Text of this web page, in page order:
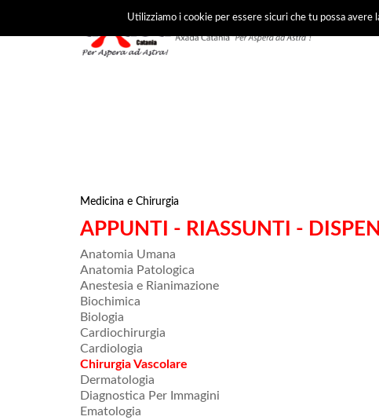
Medicina e Chirurgia
APPUNTI - RIASSUNTI -
Anatomia Umana
Anatomia Patologica
Anestesia e Rianimazione
Biochimica
Biologia
Cardiochirurgia
Cardiologia
Chirurgia Vascolare
Dermatologia
Diagnostica Per Immagini
Ematologia
Utilizziamo i cookie per essere sicuri che tu possa